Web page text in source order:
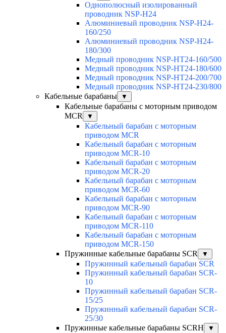
Однополюсный изолированный
проводник NSP-H24
Алюминиевый проводник NSP-H24-
160/250
Алюминиевый проводник NSP-H24-
180/300
Медный проводник NSP-HT24-160/500
Медный проводник NSP-HT24-180/600
Медный проводник NSP-HT24-200/700
Медный проводник NSP-HT24-230/800
Кабельные барабаны
▼
Кабельные барабаны с моторным приводом
MCR
▼
Кабельный барабан с моторным
приводом MCR
Кабельный барабан с моторным
приводом MCR-10
Кабельный барабан с моторным
приводом MCR-20
Кабельный барабан с моторным
приводом MCR-60
Кабельный барабан с моторным
приводом MCR-90
Кабельный барабан с моторным
приводом MCR-110
Кабельный барабан с моторным
приводом MCR-150
Пружинные кабельные барабаны SCR
▼
Пружинный кабельный барабан SCR
Пружинный кабельный барабан SCR-
10
Пружинный кабельный барабан SCR-
15/25
Пружинный кабельный барабан SCR-
25/30
Пружинные кабельные барабаны SCRH
▼